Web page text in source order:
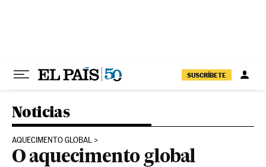
SUSCRÍBETE
Noticias
AQUECIMENTO GLOBAL
O aquecimento global